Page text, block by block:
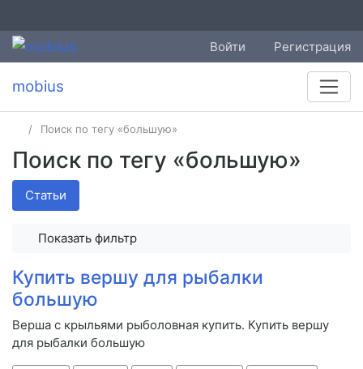
Войти Регистрация
mobius
Поиск по тегу «большую»
Поиск по тегу «большую»
Статьи
Показать фильтр
Купить вершу для рыбалки
большую
Верша с крыльями рыболовная купить. Купить вершу
для рыбалки большую